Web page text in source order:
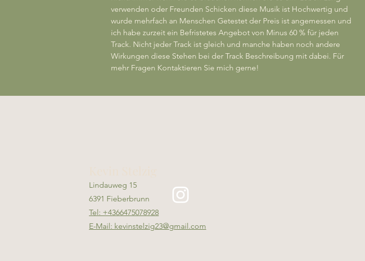
verwenden oder Freunden Schicken diese Musik ist Hochwertig und
wurde mehrfach an Menschen Getestet der Preis ist angemessen und
ich habe zurzeit ein Befristetes Angebot von Minus 60 % für jeden
Track. Nicht jeder Track ist gleich und manche haben noch andere
Wirkungen diese Stehen bei der Track Beschreibung mit dabei. Für
mehr Fragen Kontaktieren Sie mich gerne!
Lindauweg 15
6391 Fieberbrunn
Tel: +4366475078928
E-Mail: kevinstelzig23@gmail.com